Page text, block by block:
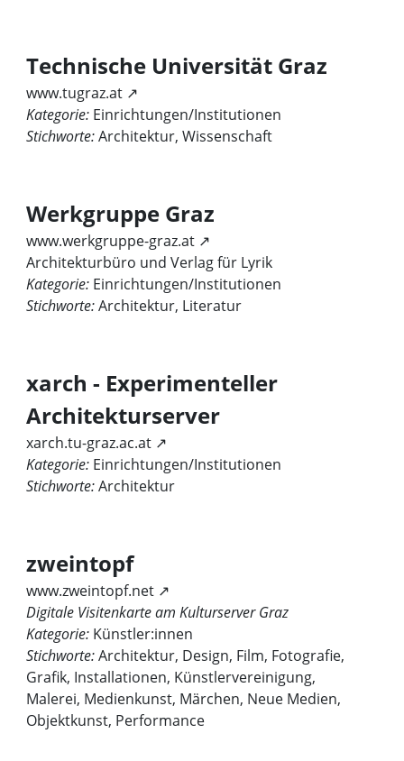
Technische Universität Graz
www.tugraz.at ↗
Kategorie: Einrichtungen/Institutionen
Stichworte:Architektur, Wissenschaft
Werkgruppe Graz
www.werkgruppe-graz.at ↗
Architekturbüro und Verlag für Lyrik
Kategorie: Einrichtungen/Institutionen
Stichworte:Architektur, Literatur
xarch - Experimenteller
Architekturserver
xarch.tu-graz.ac.at ↗
Kategorie: Einrichtungen/Institutionen
Stichworte:Architektur
zweintopf
www.zweintopf.net ↗
Digitale Visitenkarte am Kulturserver Graz
Kategorie: Künstler:innen
Stichworte:Architektur, Design, Film, Fotografie,
Grafik, Installationen, Künstlervereinigung,
Malerei, Medienkunst, Märchen, Neue Medien,
Objektkunst, Performance